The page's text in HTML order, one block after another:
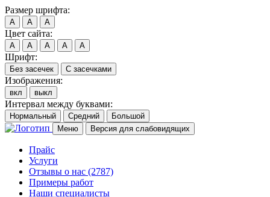
Размер шрифта:
A A A
Цвет сайта:
A A A A A
Шрифт:
Без засечек С засечками
Изображения:
вкл выкл
Интервал между буквами:
Нормальный Средний
Большой
Меню
Версия для слабовидящих
Прайс
Услуги
Отзывы о нас (2787)
Примеры работ
Наши специалисты